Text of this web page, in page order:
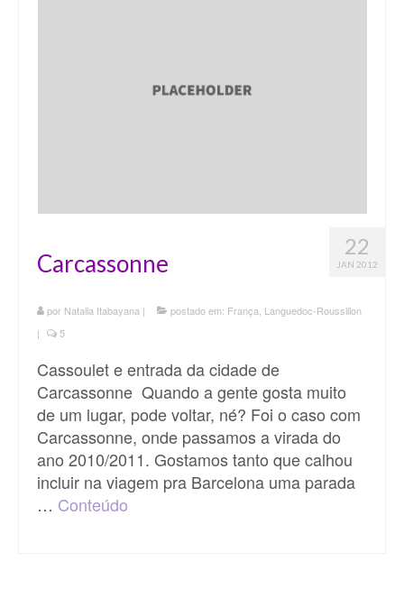
22
JAN 2012
Carcassonne
por Natalia Itabayana | postado em: França Languedoc-Roussillon
|
5
Cassoulet e entrada da cidade de
Carcassonne Quando a gente gosta muito
de um lugar, pode voltar, né? Foi o caso com
Carcassonne, onde passamos a virada do
ano 2010/2011. Gostamos tanto que calhou
incluir na viagem pra Barcelona uma parada
… Conteúdo